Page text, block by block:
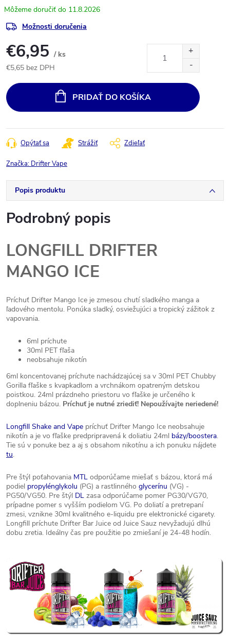
11.8.2026
Možnosti doručenia
€6,95 / ks
€5,65 bez DPH
cena:
PRIDAŤ DO KOŠÍKA
Opýtať sa Strážiť Zdieľať
Značka: Drifter Vape
Popis produktu
Podrobný popis
LONGFILL DRIFTER
MANGO ICE
Príchuť Drifter Mango Ice je zmesou chutí sladkého manga a
ľadového mentolu. Ponúka sladký, osviežujúci a tropický zážitok z
vapovania.
6ml príchute
30ml PET fľaša
neobsahuje nikotín
6ml koncentovanej príchute nachádzajúcej sa v 30ml PET Chubby
Gorilla fľaške s kvapkadlom a vrchnákom opatreným detskou
poistkou. 24ml prázdneho priestoru vo fľaške je určeného k
doplneniu bázou. Príchuť je nutné zriediť! Nepoužívajte neriedené!
Longfill Shake and Vape príchuť Drifter Mango Ice neobsahuje
nikotín a je vo fľaške predpripravená k doliatiu 24ml bázy/boostera.
Tie sú v ponuke bez a aj s obsahom nikotínu a ich ponuku nájdete
tu.
Pre štýl poťahovania MTL odporúčame miešať s bázou, ktorá má
podiel propylénglykolu (PG) a rastlinného glycerínu (VG) -
PG50/VG50. Pre štýl DL zasa odporúčame pomer PG30/VG70,
prípadne pomer s vyšším podielom VG. Po doliatí a pretrepaní
zmesi, vznikne 30ml kvalitného e-liquidu pre elektronické cigarety.
Longfill príchute Drifter Bar Juice od Juice Sauz nevyžadujú dlhú
dobu zretia. Ideálny čas pre použitie po zmiešaní je 24-48 hodín.